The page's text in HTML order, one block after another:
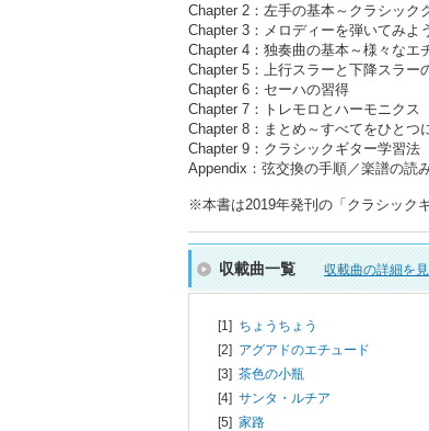
Chapter 2：左手の基本～クラシック
Chapter 3：メロディーを弾いてみよ
Chapter 4：独奏曲の基本～様々なエ
Chapter 5：上行スラーと下降スラー
Chapter 6：セーハの習得
Chapter 7：トレモロとハーモニクス
Chapter 8：まとめ～すべてをひとつ
Chapter 9：クラシックギター学習法
Appendix：弦交換の手順／楽譜の読
※本書は2019年発刊の「クラシック
収載曲一覧 収載曲の詳細を
[1] ちょうちょう
[2] アグアドのエチュード
[3] 茶色の小瓶
[4] サンタ・ルチア
[5] 家路